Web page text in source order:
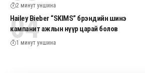
2 минут уншина
Hailey Bieber “SKIMS” брэндийн шинэ
кампанит ажлын нүүр царай болов
1 минут уншина